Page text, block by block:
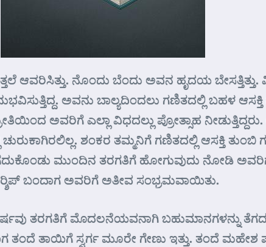
ಆವರಿಸಿತ್ತು. ನೊಂದು ಬೆಂದು ಅವನ ಹೃದಯ ಬೇಸತ್ತಿತ್ತು.
ಅವನು ಬಾಲ್ಯದಿಂದಲು ಗಣಿತದಲ್ಲಿ ಬಹಳ
ಅವರಿಗೆ ಎಲ್ಲಾ ವಿಧದಲ್ಲು ಪ್ರೋತ್ಸಾಹ
ಶಂಕರ ತಮ್ಮನಿಗೆ ಗಣಿತದಲ್ಲಿ ಆಸಕ್ತಿ ತುಂಬಿ
ಮುಂದಿನ ತರಗತಿಗೆ ಹೋಗುವುದು ನೋಡಿ ಅವರಿಗೆ
ಬಂದಾಗ ಅವರಿಗೆ ಅತೀವ ಸಂಭ್ರಮವಾಯಿತು.
ತರಗತಿಗೆ ಮೊದಲನೆಯವನಾಗಿ ಬಹುಮಾನಗಳನ್ನು
ತಂದೆ ತಾಯಿಗೆ ಸ್ವರ್ಗ ಮೂರೇ ಗೇಣು ಇತ್ತು. ತಂದೆ ಮಹೇಶ